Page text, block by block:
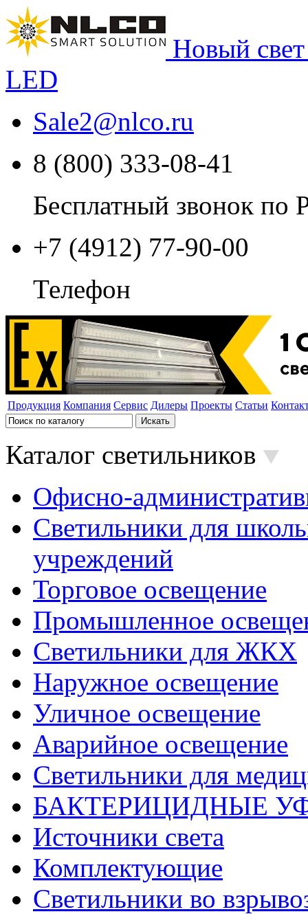
Новый
LED
Sale2@nlco.ru
8 (800) 333-08-41
Бесплатный звонок по
+7 (4912) 77-90-00
Телефон
Продукция Компания Сервис Дилеры Проекты Статьи
Каталог светильников
Офисно-
Светильники для
учреждений
Торговое освещение
Промышленное
Светильники для ЖКХ
Наружное освещение
Уличное освещение
Аварийное освещение
Светильники для
БАКТЕРИЦИДНЫЕ
Источники света
Комплектующие
Светильники во